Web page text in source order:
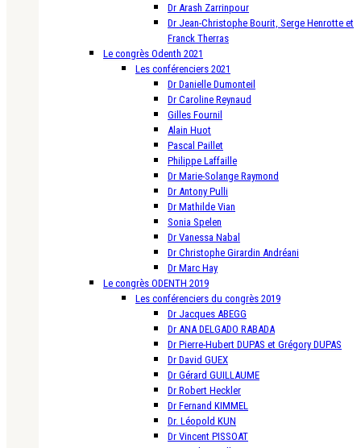
Dr Arash Zarrinpour
Dr Jean-Christophe Bourit, Serge Henrotte et
Franck Therras
Le congrès Odenth 2021
Les conférenciers 2021
Dr Danielle Dumonteil
Dr Caroline Reynaud
Gilles Fournil
Alain Huot
Pascal Paillet
Philippe Laffaille
Dr Marie-Solange Raymond
Dr Antony Pulli
Dr Mathilde Vian
Sonia Spelen
Dr Vanessa Nabal
Dr Christophe Girardin Andréani
Dr Marc Hay
Le congrès ODENTH 2019
Les conférenciers du congrès 2019
Dr Jacques ABEGG
Dr ANA DELGADO RABADA
Dr Pierre-Hubert DUPAS et Grégory DUPAS
Dr David GUEX
Dr Gérard GUILLAUME
Dr Robert Heckler
Dr Fernand KIMMEL
Dr. Léopold KUN
Dr Vincent PISSOAT